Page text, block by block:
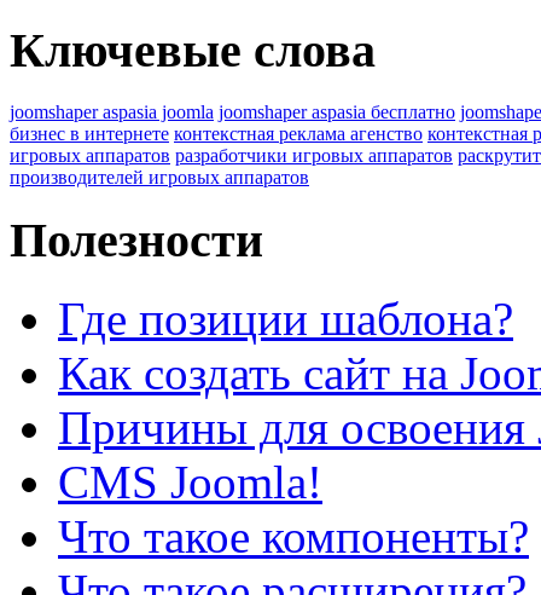
Ключевые слова
joomshaper aspasia joomla joomshaper aspasia бесплатно
бизнес в интернете контекстная реклама агенство контекстная
игровых аппаратов разработчики игровых аппаратов
производителей игровых аппаратов
Полезности
Где позиции шаблона?
Как создать сайт на
Причины для освоения
CMS Joomla!
Что такое компоненты?